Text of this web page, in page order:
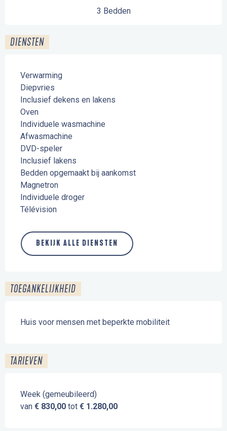
3 Bedden
DIENSTEN
Verwarming
Diepvries
Inclusief dekens en lakens
Oven
Individuele wasmachine
Afwasmachine
DVD-speler
Inclusief lakens
Bedden opgemaakt bij aankomst
Magnetron
Individuele droger
Télévision
BEKIJK ALLE DIENSTEN
TOEGANKELIJKHEID
Huis voor mensen met beperkte mobiliteit
TARIEVEN
Week (gemeubileerd)
van € 830,00 tot € 1.280,00